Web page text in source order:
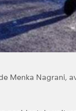
Menka Nagrani,